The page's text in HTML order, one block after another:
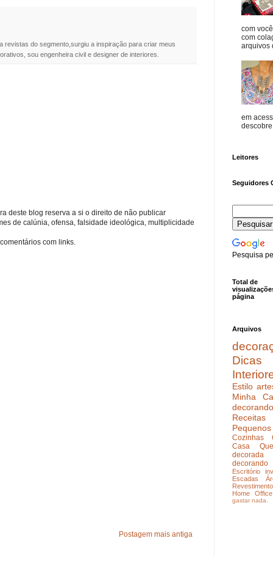
revistas do segmento,surgiu a inspiração para criar meus
sou engenheira civil e designer de interiores.
deste blog reserva a si o direito de não publicar
de calúnia, ofensa, falsidade ideológica, multiplicidade
com links.
Postagem mais antiga
com
com
arquivos
em
Leitores
Seguidores
Pesquisa
Total de
página
Arquivos
Dicas
Estilo
Minha
Receitas
Cozinhas
Casa
decorada
Escritório
Escadas
Revestimento
Home Office
gastar nada.